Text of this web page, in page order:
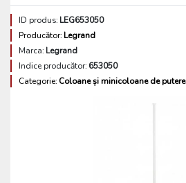
ID produs:LEG653050
Producător:Legrand
Marca:Legrand
Indice producător: 653050
Categorie: Coloane și minicoloane de putere